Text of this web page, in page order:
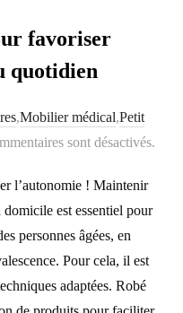
favoriser
quotidien
,Mobilier médical,Petit
sont désactivés.
l’autonomie ! Maintenir
est essentiel pour
personnes âgées, en
Pour cela, il est
adaptées. Robé